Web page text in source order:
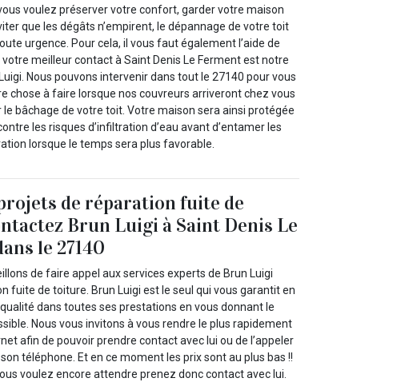
voulez préserver votre confort, garder votre maison
que les dégâts n’empirent, le dépannage de votre toit
urgence. Pour cela, il vous faut également l’aide de
meilleur contact à Saint Denis Le Ferment est notre
Nous pouvons intervenir dans tout le 27140 pour vous
chose à faire lorsque nos couvreurs arriveront chez vous
le bâchage de votre toit. Votre maison sera ainsi protégée
les risques d’infiltration d’eau avant d’entamer les
lorsque le temps sera plus favorable.
de réparation fuite de
Brun Luigi à Saint Denis Le
le 27140
de faire appel aux services experts de Brun Luigi
fuite de toiture. Brun Luigi est le seul qui vous garantit en
dans toutes ses prestations en vous donnant le
Nous vous invitons à vous rendre le plus rapidement
afin de pouvoir prendre contact avec lui ou de l’appeler
téléphone. Et en ce moment les prix sont au plus bas !!
voulez encore attendre prenez donc contact avec lui.